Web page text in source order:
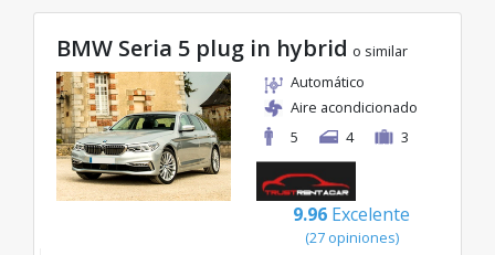
BMW Seria 5 plug in hybrid o similar
Automático
Aire acondicionado
5
4 3
9.96 Excelente
(27 opiniones)